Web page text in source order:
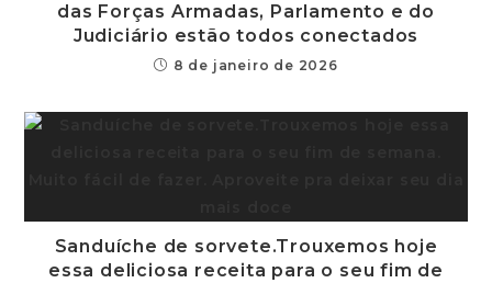
das Forças Armadas, Parlamento e do
Judiciário estão todos conectados
8 de janeiro de 2026
Sanduíche de sorvete.Trouxemos hoje
essa deliciosa receita para o seu fim de